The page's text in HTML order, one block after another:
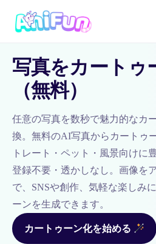
AI漫画生成
AI動画生成
オリキャラメーカー
日本語
写真をカートゥ
（無料）
任意の写真を数秒で魅力的なカ
換。無料のAI写真からカートゥ
トレート・ペット・風景向けに
登録不要・透かしなし。画像を
で、SNSや創作、気軽な楽しみ
ーンを生成できます。
カートゥーン化を始める